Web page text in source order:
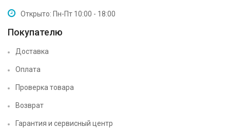
Открыто: Пн-Пт 10:00 - 18:00
Покупателю
Доставка
Оплата
Проверка товара
Возврат
Гарантия и сервисный центр